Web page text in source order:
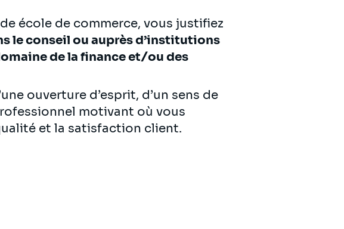
école de commerce, vous justifiez
le conseil ou auprès d’institutions
de la finance et/ou des
ouverture d’esprit, d’un sens de
motivant où vous
et la satisfaction client.